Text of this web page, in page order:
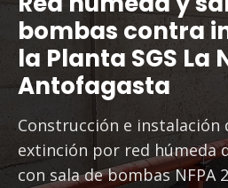
bombas contra
la Planta SGS La
Antofagasta
Construcción e instalación
extinción por red húmeda
con sala de bombas NFPA